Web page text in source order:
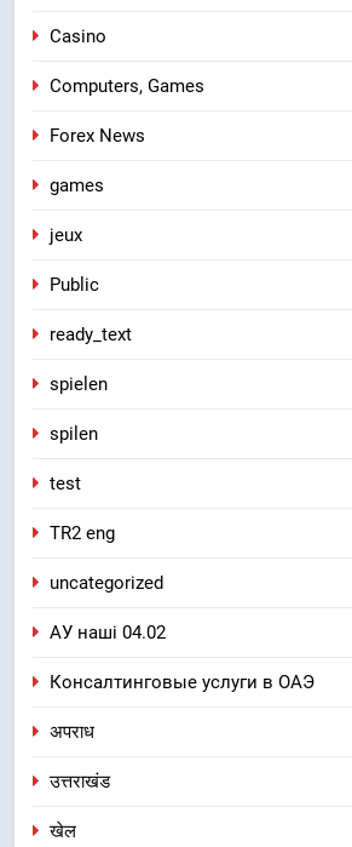
Casino
Computers, Games
Forex News
games
jeux
Public
ready_text
spielen
spilen
test
TR2 eng
uncategorized
АУ наші 04.02
Консалтинговые услуги в ОАЭ
अपराध
उत्तराखंड
खेल